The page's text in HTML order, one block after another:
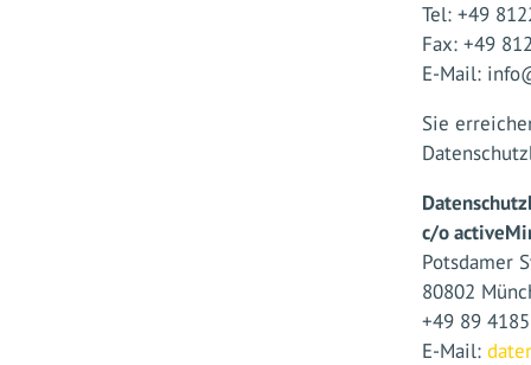
Tel: +49
Fax: +49
E-Mail:
Sie
c/o
Potsdamer
80802
+49 89
E-Mail: